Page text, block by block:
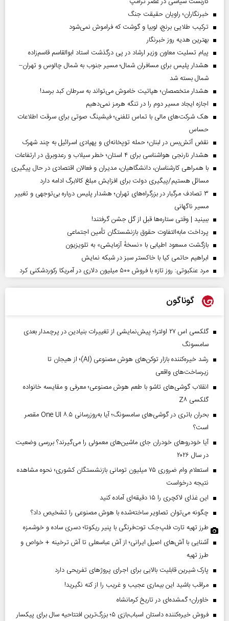
خبرنگاران؛ راویان حقیقت جنگ
ترکیب طلایی برنج، لوبیا و گوشت که فراموش نمی‌شود
بهترین هدیه روز خبرنگار
پیام تسلیت معاون وزیر ارشاد در پی درگذشت استاد ابوالقاسم قاسم‌زاده
هشدار پلیس برای مسافران شمال؛ مسیر جنوب به شمال چالوس و تهران–
شمال بسته شد
هشدار متخصصان؛ هپاتیت خاموش می‌تواند به سرطان کبد برسد!
اجازه ایجاد مسیر دوم را در تنگه هرمز نمی‌دهیم
هک شرکت‌های مالی با تماس تلفنی؛ فیشینگ صوتی برای سرقت اطلاعات
حساس
نقض آتش‌بس در لبنان؛ حمله توپخانه‌ای و پهپادی اسرائیل به چند شهرک
هشدار نارنجی هواشناسی برای ۴ استان؛ خطر سیلاب و رعدوبرق در ارتفاعات
با همراهی کارشناسان، دانشگاهیان، مدیران و فعالان اقتصادی در حال پیگیری
مسائل هستیم/پیگیری دولت برای افزایش مبلغ کالابرگ ادامه دارد
۳ تصادف مرگبار در بزرگراه‌های تهران؛ هشدار پلیس درباره بی‌توجهی و تغییر
مسیر ناگهانی
ببینید | وقتی ستاره‌ها قبل از گل جشن گرفتند!
پرداخت مابه‌التفاوت حقوق بازنشستگان تأمین اجتماعی
بازگشت مسعود اطیابی با «نسخهٔ آزمایشی» به تلویزیون
ابراهیم حاتمی کیا با خاکستر سبز در شبکه نمایش
مرد عنکبوتی: روز تازه با فروش ۵۰۰ میلیون دلاری در آمریکا رکوردشکنی کرد
گوناگون
گلکسی اس ۲۷ اولترا؛ پیش‌نمایشی از تغییرات بنیادین در پرچمدار بعدی
سامسونگ
رشد خیره‌کننده بازار توکن‌های هوش مصنوعی (AI)؛ از هیجان تا
زیرساخت‌های واقعی
انقلاب گوشی‌های تاشو‌ با طعم هوش مصنوعی؛ معرفی و مقایسه خانواده
گلکسی Z۸
بحران باتری در گوشی‌های سامسونگ؛ آیا به‌روزرسانی One UI ۸.۵ مقصر
است؟
آیا خودروهای خودران جای ماشین‌های معمولی را می‌گیرند؟ بررسی وضعیت
در سال ۲۰۲۶
استعلام وام ضروری ۷۵ میلیون تومانی بازنشستگان کشوری؛ نحوه مشاهده
نتیجه درخواست
این غذای لاکچری را ۱۵ دقیقه‌ای آماده کنید
چگونه می‌توان تصاویر ساخته‌شده با هوش مصنوعی را تشخیص داد؟
طرز تهیه تارت فلپ‌جک توت‌فرنگی با پنیر ریکوتا؛ دسری ساده و خوشمزه
آشنایی با آش‌های اصیل ایرانی؛ از آش عباسعلی تا آش ترخینه + خواص و
طرز تهیه
پارک شیرین قابلیت‌ بالایی برای اجرای پروژهای تفریحی دارد
مراقب باشید این بیماری عجیب و غریب را از کنه نگیرید!
خاوران؛ گمشده‌ای در تاریخ کرمانشاه
فروش خیره‌کننده داستان اسباب‌بازی ۵؛ بزرگ‌ترین افتتاحیه سال برای پیکسار